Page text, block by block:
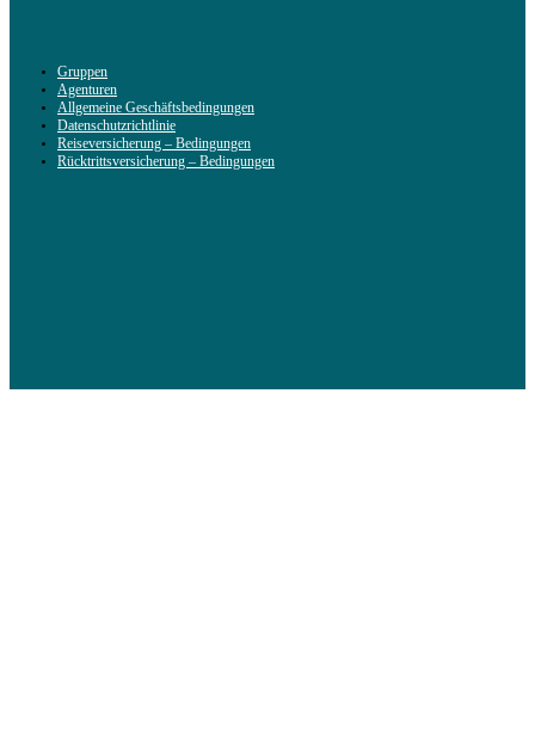
Gruppen
Agenturen
Allgemeine Geschäftsbedingungen
Datenschutzrichtlinie
Reiseversicherung – Bedingungen
Rücktrittsversicherung – Bedingungen